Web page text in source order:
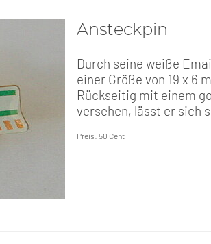
Ansteckpin
Durch seine weiße
einer Größe von 19 x 6
Rückseitig mit einem
versehen, lässt er sich
Preis: 50 Cent